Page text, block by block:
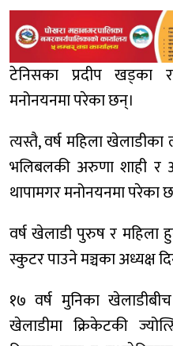
टेनिसका प्रदीप खड्का
मनोनयनमा परेका छन्।
त्यस्तै, वर्ष महिला
भलिबलकी अरुणा शाही र
थापामगर मनोनयनमा परेका
वर्ष खेलाडी पुरुष र महिला
स्कुटर पाउने मञ्चका अध्यक्ष
१७ वर्ष मुनिका खेलाडीबीच
खेलाडीमा क्रिकेटकी